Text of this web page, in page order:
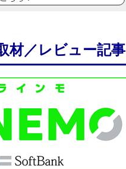
材／レビュー記事